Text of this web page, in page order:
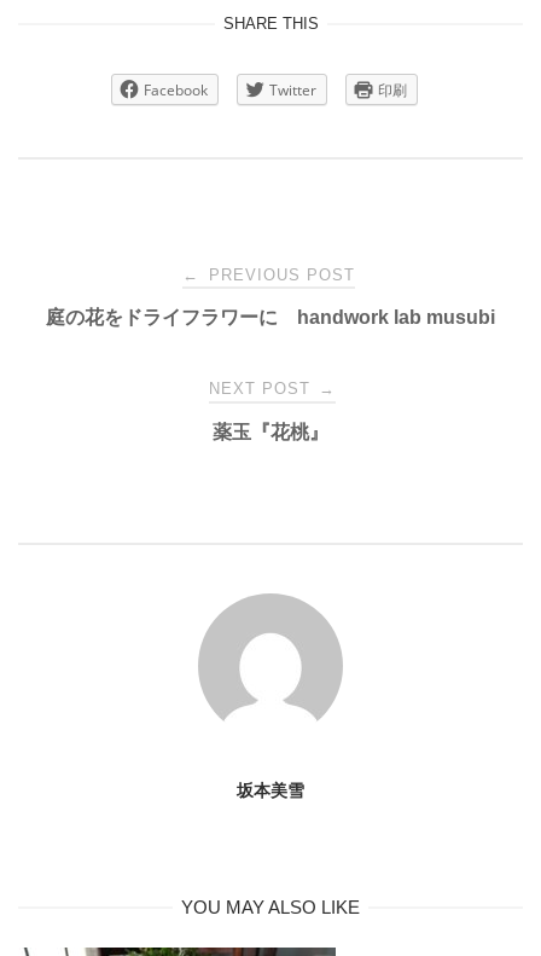
SHARE THIS
Facebook Twitter 印刷
navigation
← PREVIOUS POST
庭の花をドライフラワーに handwork lab musubi
NEXT POST →
薬玉『花桃』
坂本美雪
YOU MAY ALSO LIKE